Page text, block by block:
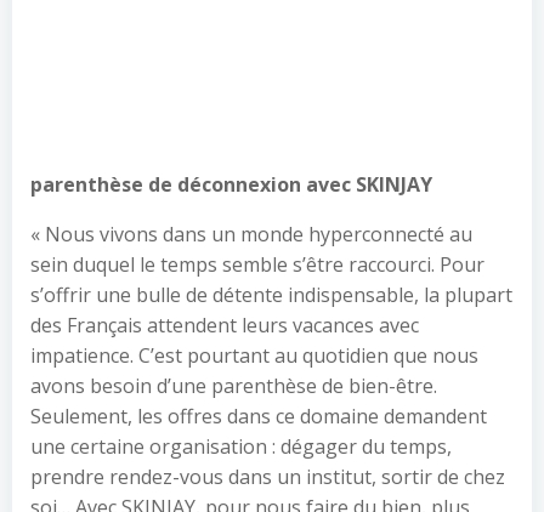
parenthèse de déconnexion avec SKINJAY
« Nous vivons dans un monde hyperconnecté au
sein duquel le temps semble s’être raccourci. Pour
s’offrir une bulle de détente indispensable, la plupart
des Français attendent leurs vacances avec
impatience. C’est pourtant au quotidien que nous
avons besoin d’une parenthèse de bien-être.
Seulement, les offres dans ce domaine demandent
une certaine organisation : dégager du temps,
prendre rendez-vous dans un institut, sortir de chez